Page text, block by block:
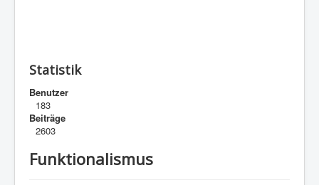
Statistik
Benutzer
183
Beiträge
2603
Funktionalismus